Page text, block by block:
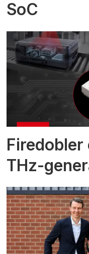
SoC
THz-